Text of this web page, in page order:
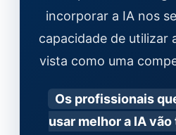
incorporar a IA nos
capacidade de utilizar
vista como uma
Os profissionais
usar melhor a IA